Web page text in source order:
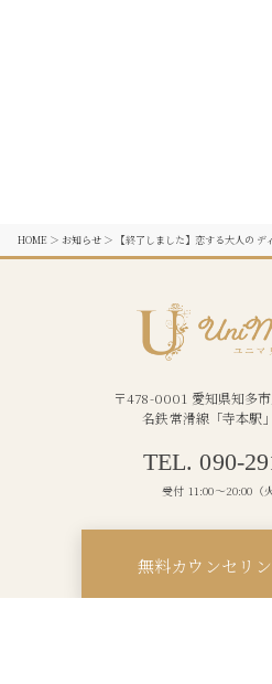
HOME＞ お知らせ＞ 【終了しました】恋する大人の デ
〒478-0001 愛知県知多
名鉄常滑線「寺本駅
TEL. 090-
受付 11:00〜20:00（
無料カウンセリ